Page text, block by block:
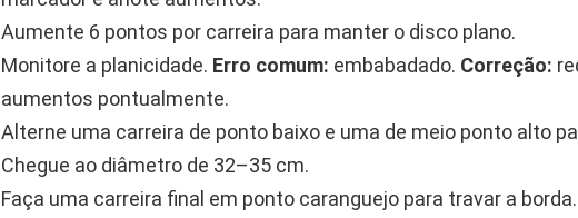
Aumente 6 pontos por carreira para manter o disco plano.
Monitore a planicidade. Erro comum: embabadado. Correção:
aumentos pontualmente.
Alterne uma carreira de ponto baixo e uma de meio ponto alto
Chegue ao diâmetro de 32–35 cm.
Faça uma carreira final em ponto caranguejo para travar a borda.